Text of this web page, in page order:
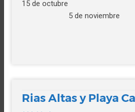
15 de
5 de noviembre
Rias Altas y Playa